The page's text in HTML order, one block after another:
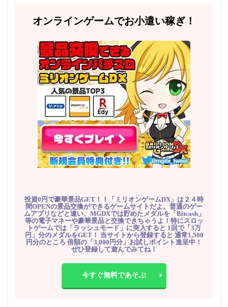
オンラインゲームでお小遣い稼ぎ！
投資0円で豪華景品GET！！「ミリオンゲームDX」は２４時
間OPENの景品交換ができるゲームサイトだよ。普通のゲー
ムアプリなどと違い、MGDXでは貯めたメダルを「Bitcash」
等の電子マネーや豪華景品と交換できちゃうよ！特にスロッ
トゲームでは「ラッシュモード」に突入すると 1回で「3万
円」分のメダルをGET！ 当サイトから登録すると 通常1,500
円分のところ 倍額の「3,000円分」お試しポイント進呈中！
ぜひ登録して遊んでみてね！
今すぐ無料であそぶ